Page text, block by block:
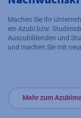
Machen Sie Ihr
ein Azubi bzw.
Auszubildenden und
und machen Sie mit
Mehr zum